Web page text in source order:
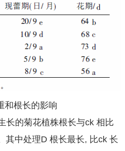
根长的影响
长的菊花植株根长与ck 相比
其中处理D 根长最长, 比ck 长